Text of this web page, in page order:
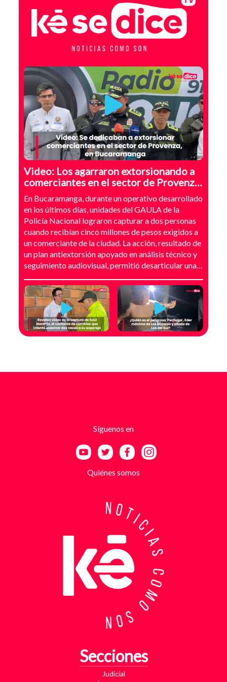
Video: Los agarraron extorsionando a
comerciantes en el sector de Provenza,
Bucaramanga
En Bucaramanga, durante un operativo desarrollado
en los últimos días, unidades del GAULA de la
Policía Nacional lograron capturar a dos personas
cuando recibían cinco millones de pesos exigidos a
un comerciante de la ciudad. La acción, resultado de
un plan antiextorsión apoyado en análisis técnico y
seguimiento audiovisual, permitió desarticular una
digitales, suplantación de grupos armados y presión
directa sobre establecimientos comerciales. La
investigación no comenzó con la captura, sino con el
temor de un comerciante que empezó a recibir
mensajes y llamadas en las que le exigían dinero a
a las amenazas. Las exigencias económicas variaban
entre uno y cinco millones de pesos, dependiendo de
la supuesta “capacidad de pago” de cada víctima. A
antiextorsión que se extendió por varios sectores
investigadores revisaron más de 200 cámaras de
seguridad públicas y privadas, además de analizar
cerca de 300 horas de grabaciones, con el objetivo
de reconstruir los movimientos de los sospechosos
y establecer patrones de comportamiento. Ese
seguimiento permitió identificar no solo el punto y
la modalidad de entrega del dinero, sino también la
posible existencia de otras víctimas que habrían
sido contactadas bajo el mismo esquema de
intimidación. Con la información recopilada, se
coordinó el operativo que culminó con la captura en
flagrancia. El procedimiento se realizó en el
extorsión. En su poder fueron hallados varios
elementos que ahora hacen parte del proceso
judicial, entre ellos una motocicleta utilizada para
Síguenos en
Quiénes somos
Secciones
Judicial